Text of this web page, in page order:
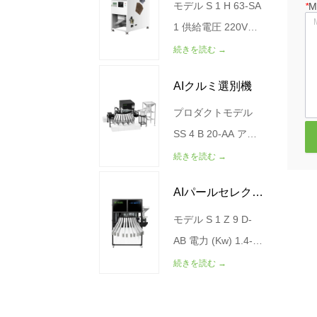
その他のプレミアム
製品の正確な検出、
安定し...
および分類装置で
す。
度なRGB CCD技術
により優れた穀物品
質を提供するように
選別機です。トウモ
ロコシや多目的穀物
(小麦、米、ミレッ
ト、キノア、ライ
別に適しており、不
純物、欠陥のある穀
物、カビの生えた穀
物、石、プラスチッ
鏡栗選別機
モデル S 1 H 63-SA
1 供給電圧 220V
50Hz 電力 (KW) 0.8
0.7 製造 500-
1000(kg/時) 外形寸
法（mm）
1077*1533*1755 ガ
<600 総重量（kg）
290
続きを読む →
AIクルミ選別機
プロダクトモデル
SS 4 B 20-AA アウ
トプット（猫/時
の精密（%） 99%
空気消費量
（L/MIN） <900 電
力 (KW) 0.6 0.6 空
続きを読む →
AIパールセレクシ
ョンマシン
モデル S 1 Z 9 D-
AB 電力 (Kw) 1.4-
1.8 KW 出力（星/
続きを読む →
*